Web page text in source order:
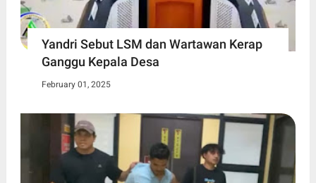
Yandri Sebut LSM dan Wartawan Kerap
Ganggu Kepala Desa
February 01, 2025